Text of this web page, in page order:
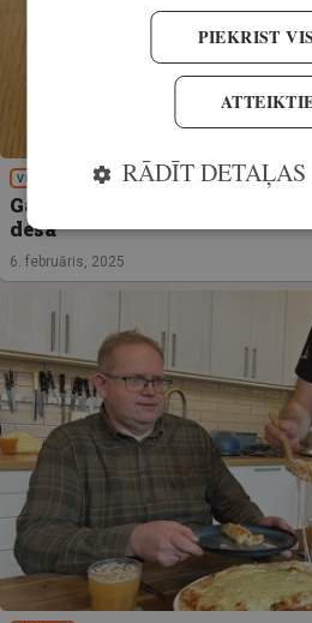
VIRTUVE
Gatavojam medījumu! Vārīta
desa
6. februāris, 2025
PIEKRIST
RĀDĪT DETAĻAS